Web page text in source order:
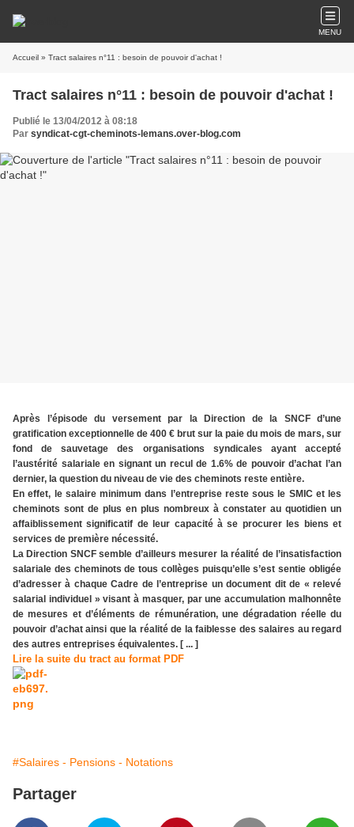
MENU
Accueil » Tract salaires n°11 : besoin de pouvoir d'achat !
Tract salaires n°11 : besoin de pouvoir d'achat !
Publié le 13/04/2012 à 08:18
Par syndicat-cgt-cheminots-lemans.over-blog.com
Après l’épisode du versement par la Direction de la SNCF d’une
gratification exceptionnelle de 400 € brut sur la paie du mois de mars, sur
fond de sauvetage des organisations syndicales ayant accepté
l’austérité salariale en signant un recul de 1.6% de pouvoir d’achat l’an
dernier, la question du niveau de vie des cheminots reste entière.
En effet, le salaire minimum dans l’entreprise reste sous le SMIC et les
cheminots sont de plus en plus nombreux à constater au quotidien un
affaiblissement significatif de leur capacité à se procurer les biens et
services de première nécessité.
La Direction SNCF semble d’ailleurs mesurer la réalité de l’insatisfaction
salariale des cheminots de tous collèges puisqu’elle s’est sentie obligée
d’adresser à chaque Cadre de l’entreprise un document dit de « relevé
salarial individuel » visant à masquer, par une accumulation malhonnête
de mesures et d’éléments de rémunération, une dégradation réelle du
pouvoir d’achat ainsi que la réalité de la faiblesse des salaires au regard
des autres entreprises équivalentes. [ ... ]
Lire la suite du tract au format PDF
#Salaires - Pensions - Notations
Partager